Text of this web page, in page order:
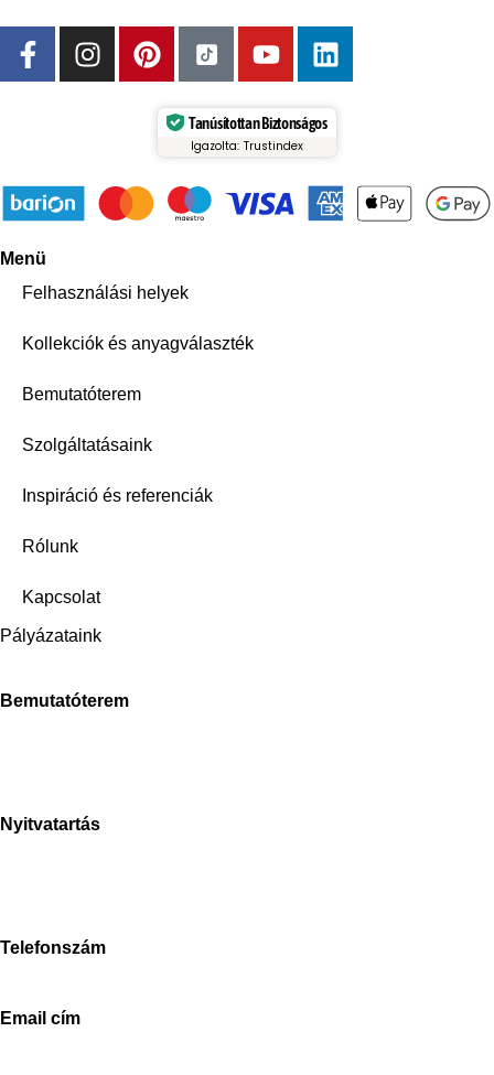
Tanúsítottan Biztonságos
Igazolta: Trustindex
Menü
Felhasználási helyek
Kollekciók és anyagválaszték
Bemutatóterem
Szolgáltatásaink
Inspiráció és referenciák
Rólunk
Kapcsolat
Pályázataink
Bemutatóterem
Nyitvatartás
Telefonszám
Email cím